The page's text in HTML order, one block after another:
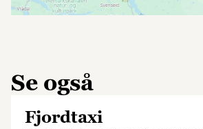
Se også
Fjordtaxi